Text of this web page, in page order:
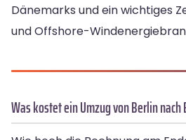
Dänemarks und ein wichtiges
und Offshore-
Was kostet ein Umzug von Berlin nach